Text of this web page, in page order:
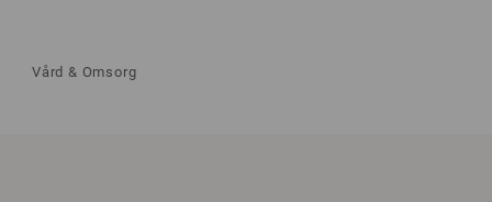
Vård & Omsorg